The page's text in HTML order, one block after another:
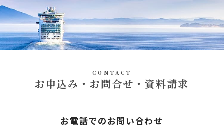
CONTACT
お申込み・お問合せ・資料請求
お電話でのお問い合わせ